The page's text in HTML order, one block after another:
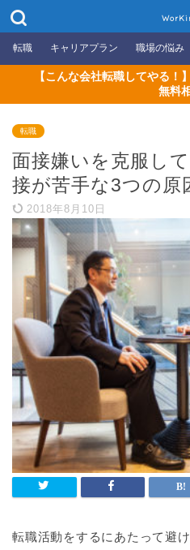
転職 キャリアプラン 職場の悩み
【こんな会社転職してやる！
無料
転職
面接嫌いを克服し
接が苦手な3つの原
2018年8月10日
転職活動をするにあたって避